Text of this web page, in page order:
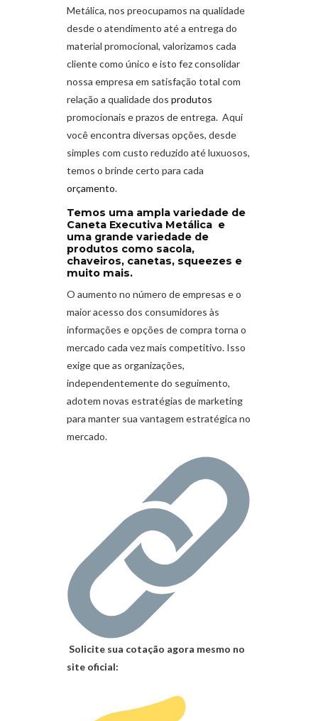
Metálica, nos preocupamos na qualidade
desde o atendimento até a entrega do
material promocional, valorizamos cada
cliente como único e isto fez consolidar
nossa empresa em satisfação total com
relação a qualidade dos produtos
promocionais e prazos de entrega. Aqui
você encontra diversas opções, desde
simples com custo reduzido até luxuosos,
temos o brinde certo para cada
orçamento.
Temos uma ampla variedade de
Caneta Executiva Metálica e
uma grande variedade de
produtos como sacola,
chaveiros, canetas, squeezes e
muito mais.
O aumento no número de empresas e o
maior acesso dos consumidores às
informações e opções de compra torna o
mercado cada vez mais competitivo. Isso
exige que as organizações,
independentemente do seguimento,
adotem novas estratégias de marketing
para manter sua vantagem estratégica no
mercado.
Solicite sua cotação agora mesmo no
site oficial: